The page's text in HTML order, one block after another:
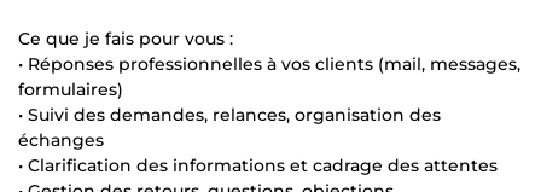
Ce que je fais pour vous :
• Réponses professionnelles à vos clients (mail, messages,
formulaires)
• Suivi des demandes, relances, organisation des
échanges
• Clarification des informations et cadrage des attentes